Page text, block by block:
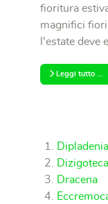
fioritura
magnifici
l'estate deve
Leggi tutto …
Dipladenia
Dizigoteca
Dracena